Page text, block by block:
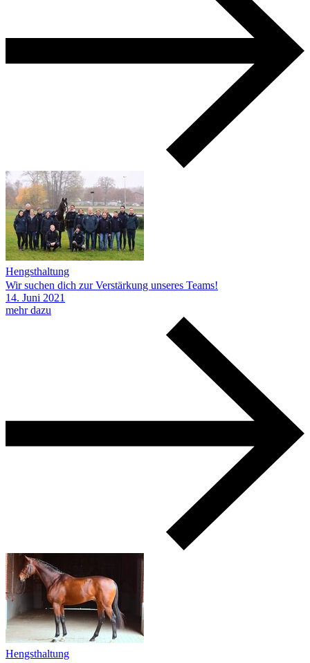
Hengsthaltung
Wir suchen dich zur Verstärkung unseres Teams!
14. Juni 2021
mehr dazu
Hengsthaltung